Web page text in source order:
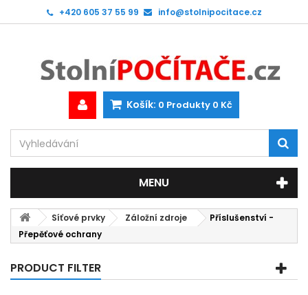
+420 605 37 55 99 info@stolnipocitace.cz
Košík: 0 Produkty 0 Kč
MENU
Síťové prvky Záložní zdroje
Příslušenství -
Přepěťové ochrany
PRODUCT FILTER